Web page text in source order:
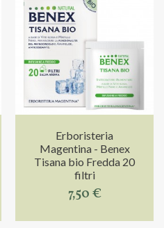
Erboristeria
Magentina - Benex
Tisana bio Fredda 20
filtri
7,50 €